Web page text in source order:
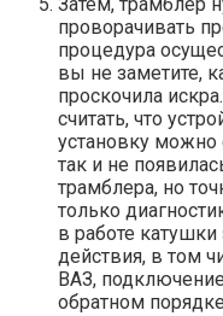
проворачивать
процедура
вы не заметите,
проскочила
считать, что
установку можно
так и не
трамблера, но
только
в работе
действия, в том
ВАЗ,
обратном